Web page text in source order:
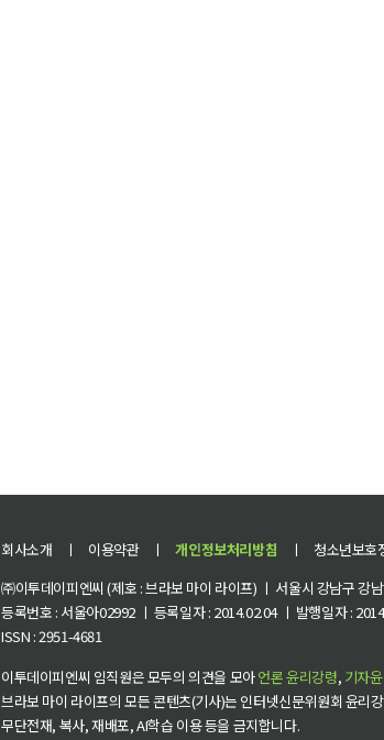
회사소개 ㅣ 이용약관 ㅣ 개인정보처리방침 ㅣ 청소년보호
㈜이투데이피엔씨 (제호 : 브라보 마이 라이프) ㅣ 서울시 강남구
등록번호 : 서울아02992 ㅣ 등록일자 : 2014.02.04 ㅣ 발행일자 :
ISSN : 2951-4681
이투데이피엔씨 임직원은 모두의 의견을 모아언론 윤리강령, 기자
브라보 마이 라이프의 모든 콘텐츠(기사)는 인터넷신문위원회 윤리
무단전재, 복사, 재배포, AI학습 이용 등을 금지합니다.